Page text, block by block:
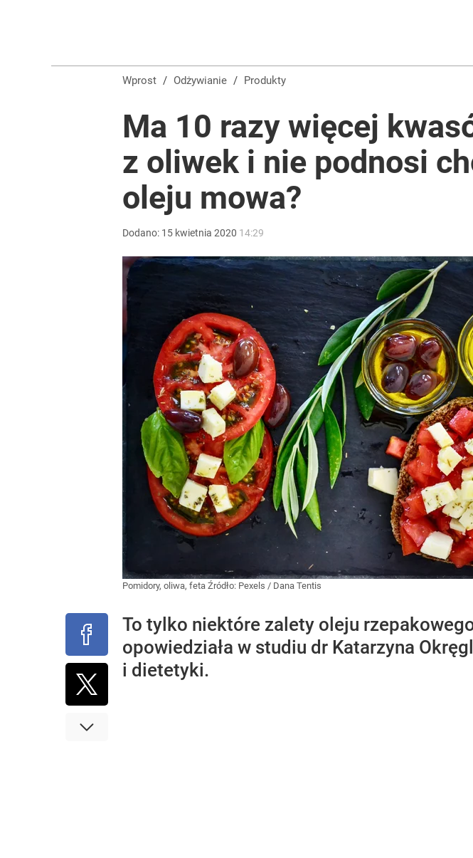
Tajemnica paragonów grozy. Tak restauratorzy manipulują cenami nad morzem
Wprost / Odżywianie / Produkty
Ma 10 razy więcej
z oliwek i nie podnosi
oleju mowa?
Dodano: 15 kwietnia 2020 14:29
Pomidory, oliwa, feta Źródło: Pexels / Dana Tentis
To tylko niektóre zalety oleju
opowiedziała w studiu dr Katarzyna
i dietetyki.